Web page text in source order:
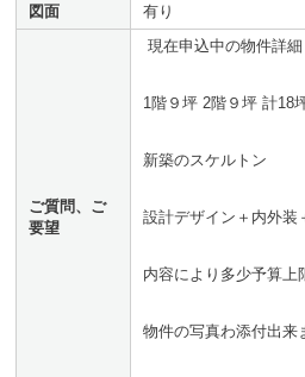
図面 有り
ご質問、ご
要望
現在申込中の物件詳細
1階９坪 2階９坪 計18
新築のスケルトン
設計デザイン＋内外装
内容により多少予算上
物件の写真わ添付出来